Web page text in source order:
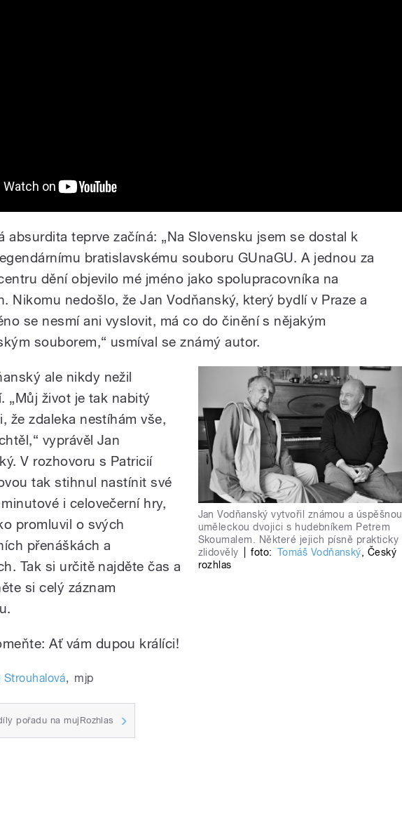
absurdita teprve začíná: „Na Slovensku jsem se dostal k
bratislavskému souboru GUnaGU. A jednou za
dění objevilo mé jméno jako spolupracovníka na
Nikomu nedošlo, že Jan Vodňanský, který bydlí v Praze a
se nesmí ani vyslovit, má co do činění s nějakým
souborem,“ usmíval se známý autor.
Jan Vodňanský vytvořil známou a úspěšnou
uměleckou dvojici s hudebníkem Petrem
Skoumalem. Některé jejich písně prakticky
zlidověly
foto: Tomáš Vodňanský, Český
rozhlas
ale nikdy nežil
„Můj život je tak nabitý
že zdaleka nestíhám vše,
vyprávěl Jan
V rozhovoru s Patricií
tak stihnul nastínit své
i celovečerní hry,
promluvil o svých
přenáškách a
Tak si určitě najděte čas a
si celý záznam
Ať vám dupou králíci!
Strouhalová, mjp
pořadu na mujRozhlas